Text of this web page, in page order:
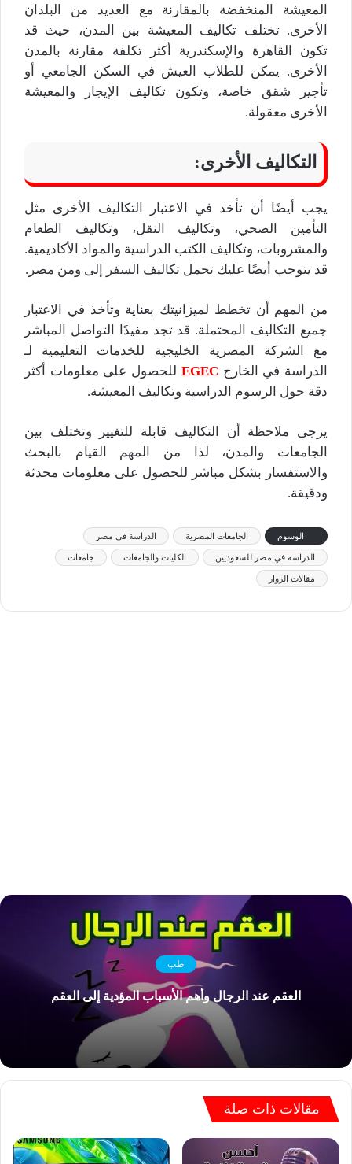
المعيشة المنخفضة بالمقارنة مع العديد من البلدان
الأخرى. تختلف تكاليف المعيشة بين المدن، حيث قد
تكون القاهرة والإسكندرية أكثر تكلفة مقارنة بالمدن
الأخرى. يمكن للطلاب العيش في السكن الجامعي أو
تأجير شقق خاصة، وتكون تكاليف الإيجار والمعيشة
الأخرى معقولة.
التكاليف الأخرى:
يجب أيضًا أن تأخذ في الاعتبار التكاليف الأخرى مثل
التأمين الصحي، وتكاليف النقل، وتكاليف الطعام
والمشروبات، وتكاليف الكتب الدراسية والمواد الأكاديمية.
قد يتوجب أيضًا عليك تحمل تكاليف السفر إلى ومن مصر.
من المهم أن تخطط لميزانيتك بعناية وتأخذ في الاعتبار
جميع التكاليف المحتملة. قد تجد مفيدًا التواصل المباشر
مع الشركة المصرية الخليجية للخدمات التعليمية لـ
الدراسة في الخارج EGEC للحصول على معلومات أكثر
دقة حول الرسوم الدراسية وتكاليف المعيشة.
يرجى ملاحظة أن التكاليف قابلة للتغيير وتختلف بين
الجامعات والمدن، لذا من المهم القيام بالبحث
والاستفسار بشكل مباشر للحصول على معلومات محدثة
ودقيقة.
الوسوم الجامعات المصرية الدراسة في مصر
الدراسة في مصر للسعوديين الكليات والجامعات جامعات
مقالات الزوار
طب
العقم عند الرجال وأهم الأسباب المؤدية إلى العقم
مقالات ذات صلة